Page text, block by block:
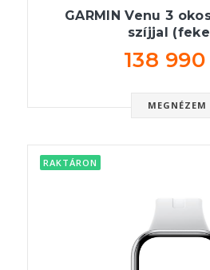
GARMIN Venu 3
szíjjal
138
MEGNÉZEM
RAKTÁRON